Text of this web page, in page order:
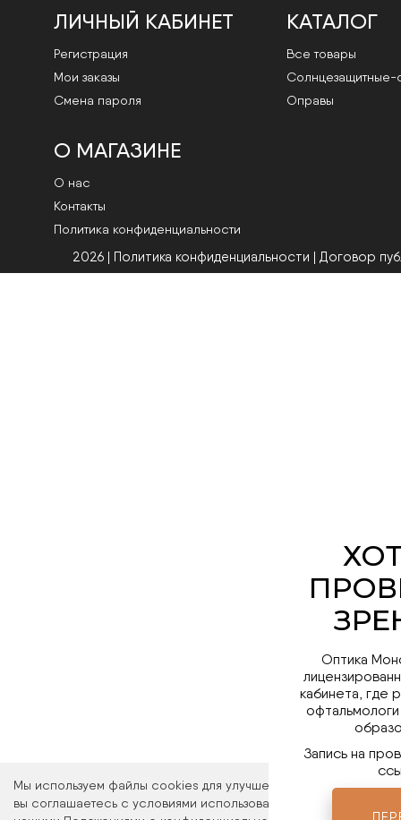
Мы используем файлы cookies для улучшения работы сайта.
вы соглашаетесь с условиями использования файлов cookies.
ЛИЧНЫЙ КАБИНЕТ
Регистрация
Мои заказы
Смена пароля
КАТАЛОГ
Все товары
Cолнцезащитные-
Оправы
О МАГАЗИНЕ
О нас
Контакты
Политика конфиденциальности
2026 | Политика конфиденциальности | Договор
Оптика
кабинета, где
Запись на